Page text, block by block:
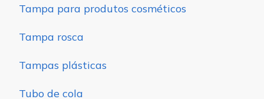
Tampa para produtos cosméticos
Tampa rosca
Tampas plásticas
Tubo de cola